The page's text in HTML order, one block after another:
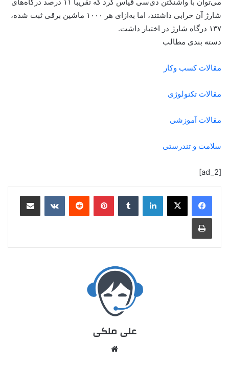
می‌توان با واشنگتن دی‌سی قیاس کرد که تقریبا ۱۱ درصد درگاه‌های
شارژ آن خرابی داشتند، اما به‌ازای هر ۱۰۰۰ ماشین برقی ثبت شده،
۱۳۷ درگاه شارژ در اختیار داشت.
دسته بندی مطالب
مقالات کسب وکار
مقالات تکنولوژی
مقالات آموزشی
سلامت و تندرستی
[ad_2]
علی ملکی